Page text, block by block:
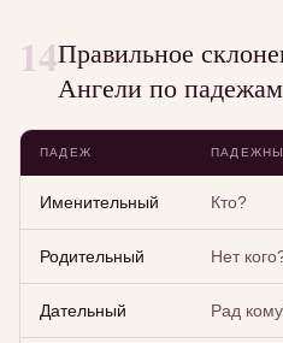
14Правильное
Ангели по падежам
ПАДЕЖ
Именительный Кто?
Родительный Нет
Дательный Рад